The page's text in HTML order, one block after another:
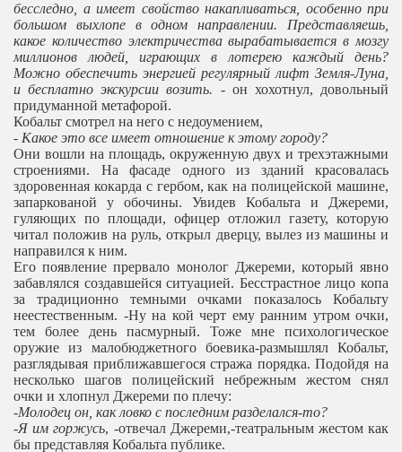
бесследно, а имеет свойство накапливаться,
особенно при
большом выхлопе в одном направлении. Представляешь,
какое количество электричества вырабатывается в мозгу
миллионов людей, играющих в лотерею каждый день?
Можно обеспечить энергией регулярный лифт Земля-Луна,
и бесплатно экскурсии возить. - он хохотнул, довольный
придуманной метафорой.
Кобальт смотрел на него с недоумением,
- Какое это все имеет отношение к этому городу?
Они вошли на площадь, окруженную двух и трехэтажными
строениями. На фасаде одного из зданий красовалась
здоровенная кокарда с гербом, как на полицейской машине,
запаркованой у обочины. Увидев Кобальта и Джереми,
гуляющих по площади, офицер отложил газету, которую
читал положив на руль, открыл дверцу, вылез из машины и
направился к ним.
Его появление прервало монолог Джереми, который явно
забавлялся создавшейся ситуацией. Бесстрастное лицо копа
за традиционно темными очками показалось Кобальту
неестественным. -Ну на кой черт ему ранним утром очки,
тем более день пасмурный. Тоже мне психологическое
оружие из малобюджетного боевика-размышлял Кобальт,
разглядывая приближавшегося стража порядка. Подойдя на
несколько шагов полицейский небрежным жестом снял
очки и хлопнул Джереми по плечу:
-Молодец он, как ловко с последним разделался-то?
-Я им горжусь, -отвечал Джереми,-театральным жестом как
бы представляя Кобальта публике.